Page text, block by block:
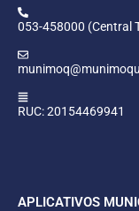
053-458000 (Central
RUC: 20154469941
APLICATIVOS